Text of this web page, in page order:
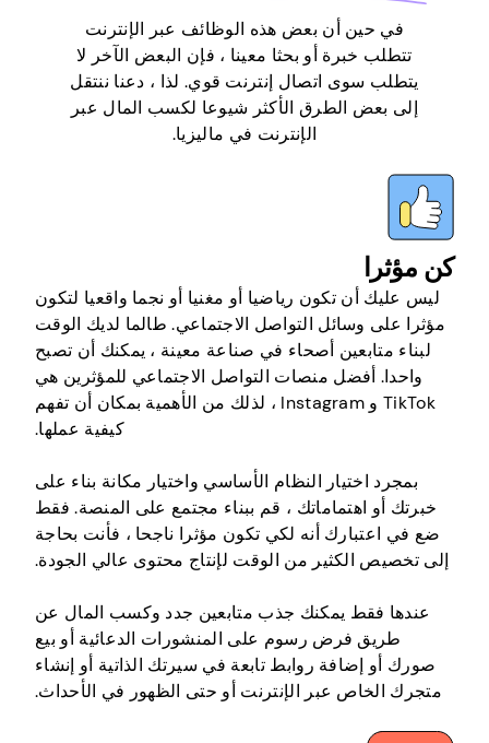
في حين أن بعض هذه الوظائف عبر الإنترنت
تتطلب خبرة أو بحثا معينا ، فإن البعض الآخر لا
يتطلب سوى اتصال إنترنت قوي. لذا ، دعنا ننتقل
إلى بعض الطرق الأكثر شيوعا لكسب المال عبر
الإنترنت في ماليزيا.
كن مؤثرا
ليس عليك أن تكون رياضيا أو مغنيا أو نجما واقعيا لتكون
مؤثرا على وسائل التواصل الاجتماعي. طالما لديك الوقت
لبناء متابعين أصحاء في صناعة معينة ، يمكنك أن تصبح
واحدا. أفضل منصات التواصل الاجتماعي للمؤثرين هي
TikTok و Instagram ، لذلك من الأهمية بمكان أن تفهم
كيفية عملها.
بمجرد اختيار النظام الأساسي واختيار مكانة بناء على
خبرتك أو اهتماماتك ، قم ببناء مجتمع على المنصة. فقط
ضع في اعتبارك أنه لكي تكون مؤثرا ناجحا ، فأنت بحاجة
إلى تخصيص الكثير من الوقت لإنتاج محتوى عالي الجودة.
عندها فقط يمكنك جذب متابعين جدد وكسب المال عن
طريق فرض رسوم على المنشورات الدعائية أو بيع
صورك أو إضافة روابط تابعة في سيرتك الذاتية أو إنشاء
متجرك الخاص عبر الإنترنت أو حتى الظهور في الأحداث.